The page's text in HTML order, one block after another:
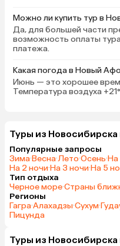
Можно ли купить тур в
Да, для большей части
возможность оплаты
платежа.
Какая погода в Новый
Июнь — это хорошее
Температура воздуха
Туры из
Популярные запросы
Зима·Весна·Лето·Осень·На
На 2 ночи·На 3 ночи·На 5
Тип отдыха
Черное море·Страны
Регионы
Гагра·Алахадзы·Сухум·
Пицунда
Туры из